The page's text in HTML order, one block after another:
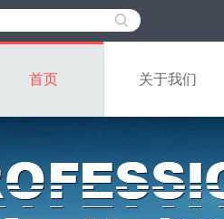
首页 关于我们